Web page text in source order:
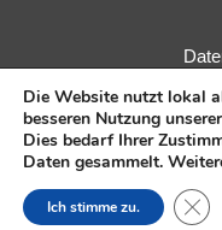
Herausgeber:
Die Website nutzt lokal
besseren Nutzung
Dies bedarf Ihrer
Daten gesammelt.
Ich stimme zu.